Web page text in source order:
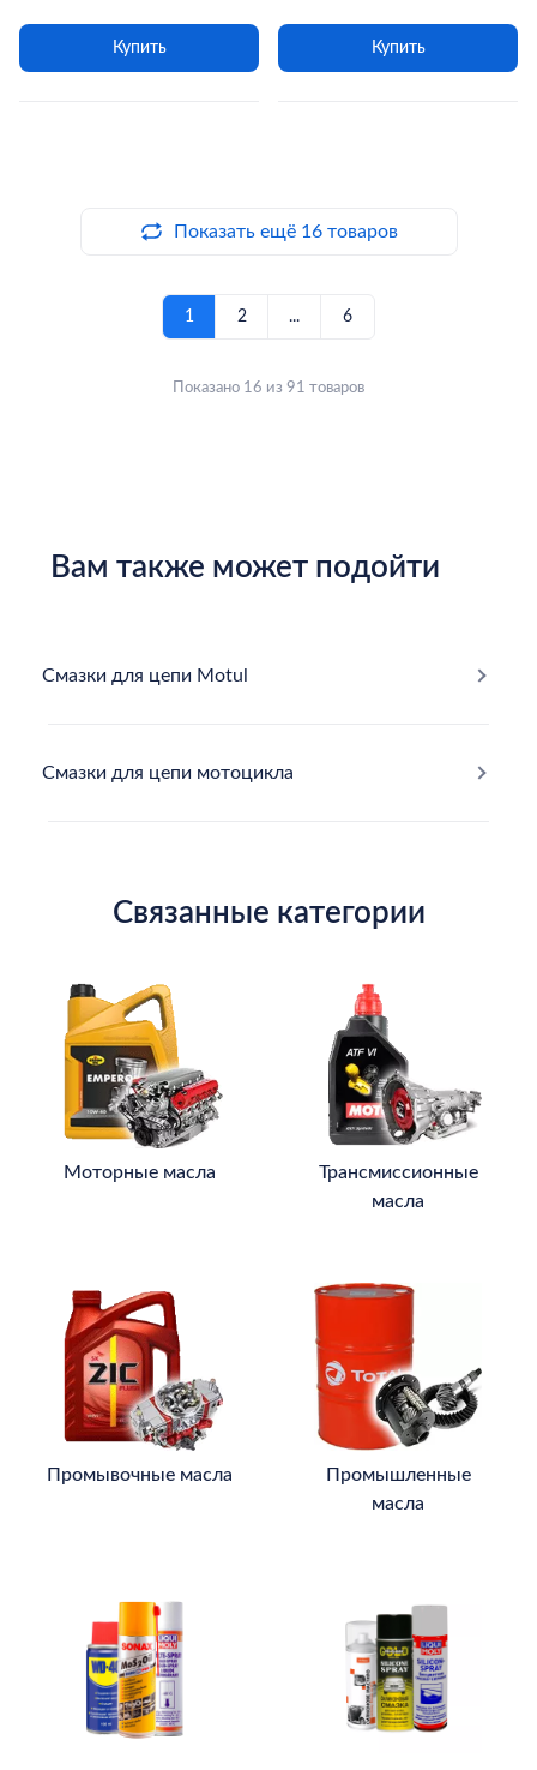
Купить Купить
Показать ещё 16 товаров
1 2 ... 6
Показано 16 из 91 товаров
Вам также может подойти
Cмазки для цепи Motul
Смазки для цепи мотоцикла
Связанные категории
Моторные масла
Трансмиссионные
масла
Промывочные масла
Промышленные
масла